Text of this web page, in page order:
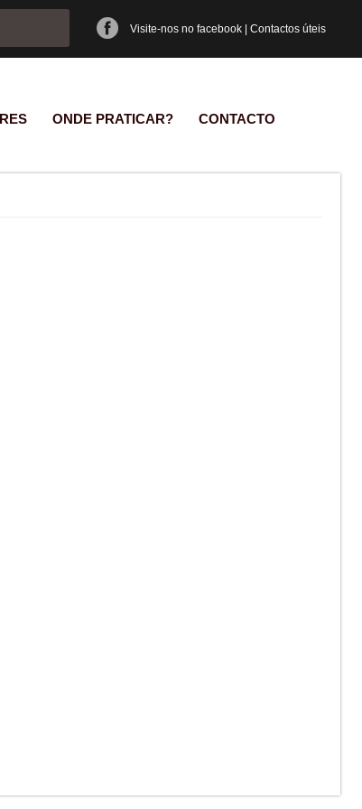
Visite-nos no facebook Contactos úteis
ONDE PRATICAR? CONTACTO